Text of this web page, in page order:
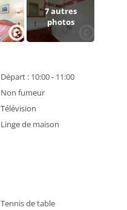
7autres
photos
Départ : 10:00 - 11:00
Non fumeur
Télévision
Linge de maison
Tennis de table